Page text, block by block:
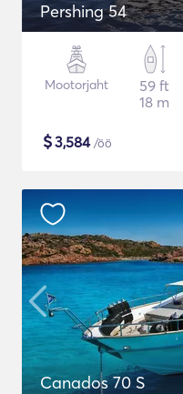
Pershing 54
Mootorjaht
59 ft
18 m
$3,584/öö
Canados 70 S